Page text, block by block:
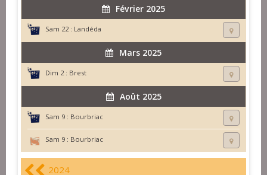
Février 2025
Sam 22 : Landéda
Mars 2025
Dim 2 : Brest
Août 2025
Sam 9 : Bourbriac
Sam 9 : Bourbriac
2024